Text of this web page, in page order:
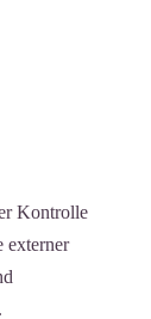
Kontrolle
externer